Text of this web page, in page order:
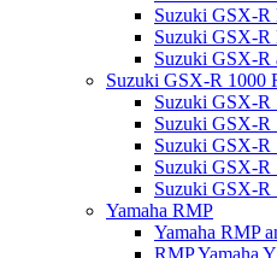
Suzuki GSX-
Suzuki GSX-
Suzuki GSX-R
Suzuki GSX-R 1000
Suzuki GSX-R
Suzuki GSX-R
Suzuki GSX-R
Suzuki GSX-R
Suzuki GSX-R
Yamaha RMP
Yamaha RMP
RMP Yamaha